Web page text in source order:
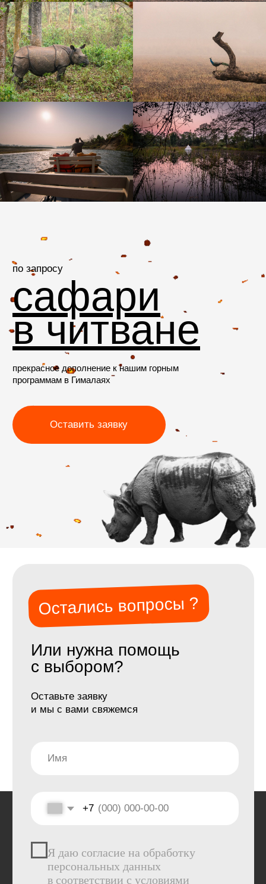
Остались вопросы ?
Или нужна помощь
с выбором?
+7
персональных данных
Политики
+7 (985) 401-72-46
info@mountainquestexpeditions.com
Экспедиции
Индивидуальные туры
Календарь
Журнал Программа лояльности
Фотогалерея Команда О нас FAQ
Информация, размещенная на сайте, носит
информационный характер и не является публичной
офертой в смысле статьи 437 Гражданского кодекса
ИП Лактюшкин Павел Евгеньевич
ОГРНИП: 320774600107553/ИНН: 772744599962